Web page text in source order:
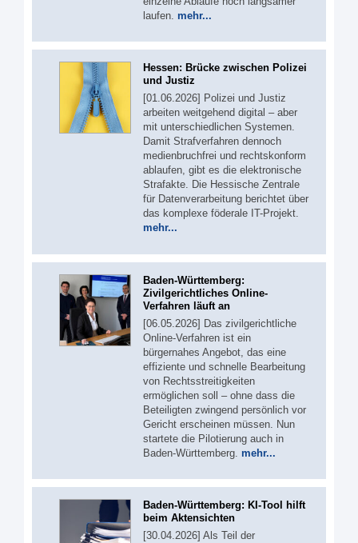
laufen. mehr...
Hessen: Brücke zwischen Polizei
und Justiz
[01.06.2026] Polizei und Justiz
arbeiten weitgehend digital – aber
mit unterschiedlichen Systemen.
Damit Strafverfahren dennoch
medienbruchfrei und rechtskonform
ablaufen, gibt es die elektronische
Strafakte. Die Hessische Zentrale
für Datenverarbeitung berichtet über
das komplexe föderale IT-Projekt.
mehr...
Baden-Württemberg:
Zivilgerichtliches Online-
Verfahren läuft an
[06.05.2026] Das zivilgerichtliche
Online-Verfahren ist ein
bürgernahes Angebot, das eine
effiziente und schnelle Bearbeitung
von Rechtsstreitigkeiten
ermöglichen soll – ohne dass die
Beteiligten zwingend persönlich vor
Gericht erscheinen müssen. Nun
startete die Pilotierung auch in
Baden-Württemberg. mehr...
Baden-Württemberg: KI-Tool hilft
beim Aktensichten
[30.04.2026] Als Teil der